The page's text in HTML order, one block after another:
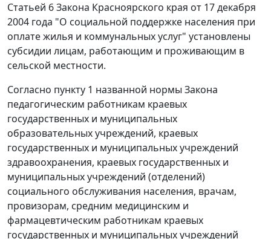
Статьей 6 Закона Красноярского края от 17 декабря
2004 года "О социальной поддержке населения при
оплате жилья и коммунальных услуг" установлены
субсидии лицам, работающим и проживающим в
сельской местности.
Согласно пункту 1 названной нормы Закона
педагогическим работникам краевых
государственных и муниципальных
образовательных учреждений, краевых
государственных и муниципальных учреждений
здравоохранения, краевых государственных и
муниципальных учреждений (отделений)
социального обслуживания населения, врачам,
провизорам, средним медицинским и
фармацевтическим работникам краевых
государственных и муниципальных учреждений